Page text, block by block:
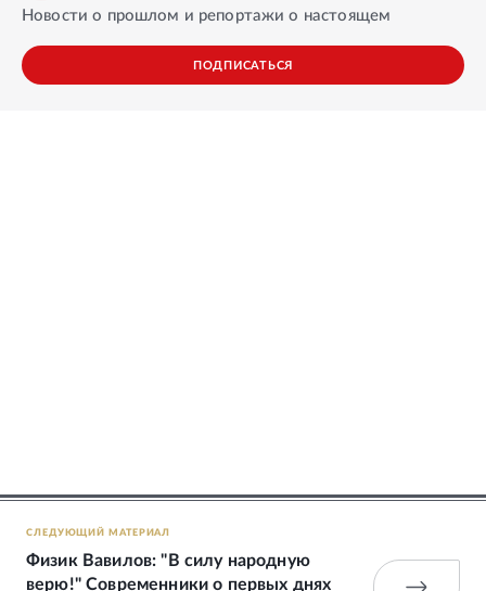
Новости о прошлом и репортажи о настоящем
ПОДПИСАТЬСЯ
СЛЕДУЮЩИЙ МАТЕРИАЛ
Физик Вавилов: "В силу народную
верю!" Современники о первых днях